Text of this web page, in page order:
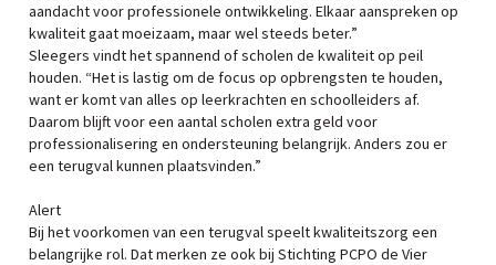
aandacht voor professionele ontwikkeling. Elkaar aanspreken op
kwaliteit gaat moeizaam, maar wel steeds beter.”
Sleegers vindt het spannend of scholen de kwaliteit op peil
houden. “Het is lastig om de focus op opbrengsten te houden,
want er komt van alles op leerkrachten en schoolleiders af.
Daarom blijft voor een aantal scholen extra geld voor
professionalisering en ondersteuning belangrijk. Anders zou er
een terugval kunnen plaatsvinden.”
Alert
Bij het voorkomen van een terugval speelt kwaliteitszorg een
belangrijke rol. Dat merken ze ook bij Stichting PCPO de Vier